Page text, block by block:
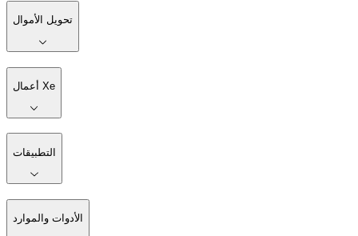
تحويل الأموال
أعمال Xe
التطبيقات
الأدوات والموارد